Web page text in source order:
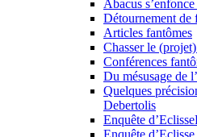
Abacus
Détournement de
Articles fantômes
Chasser le
Conférences
Du mésusage de
Quelques
Debertolis
Enquête
Enquête